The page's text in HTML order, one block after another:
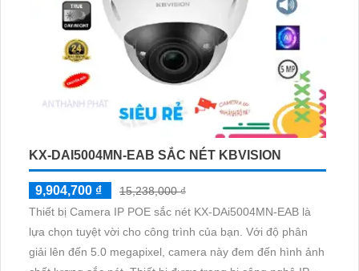
KX-DAI5004MN-EAB SẮC NÉT KBVISION
9,904,700 ₫
15,238,000 ₫
Thiết bị Camera IP POE sắc nét KX-DAi5004MN-EAB là
lựa chọn tuyệt vời cho công trình của bạn. Với độ phân
giải lên đến 5.0 megapixel, camera này đem đến hình ảnh